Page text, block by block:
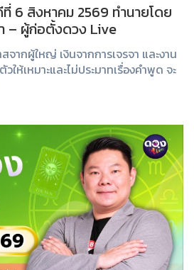
6 สิงหาคม 2569 ทำนายโดย
– ผู้ก่อตั้งดวง Live
จากผู้ใหญ่ เงินจากการเจรจา และงาน
ให้เหมาะและไม่ประมาทเรื่องคำพูด จะ